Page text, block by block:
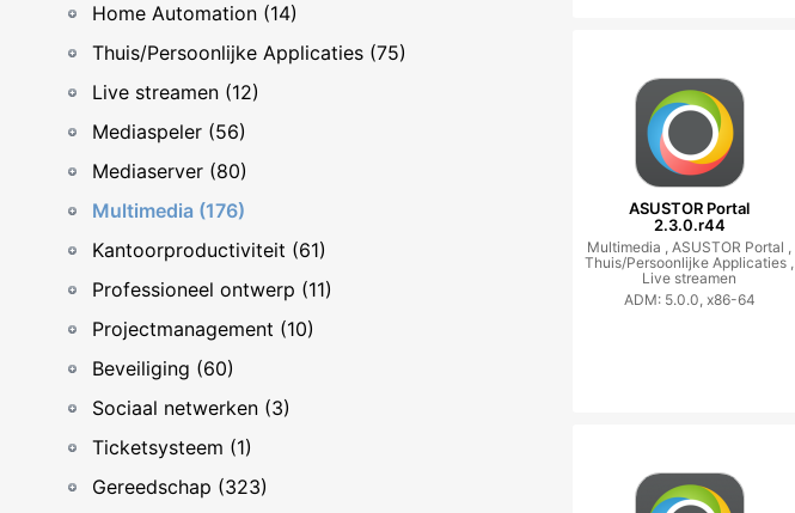
Home Automation (14)
Thuis/Persoonlijke Applicaties (75)
Live streamen (12)
Mediaspeler (56)
Mediaserver (80)
Multimedia (176)
Kantoorproductiviteit (61)
Professioneel ontwerp (11)
Projectmanagement (10)
Beveiliging (60)
Sociaal netwerken (3)
Ticketsysteem (1)
Gereedschap (323)
ASUSTOR Portal
2.3.0.r44
Multimedia ,ASUSTOR Portal ,
Thuis/Persoonlijke Applicaties ,
Live streamen
ADM: 5.0.0, x86-64